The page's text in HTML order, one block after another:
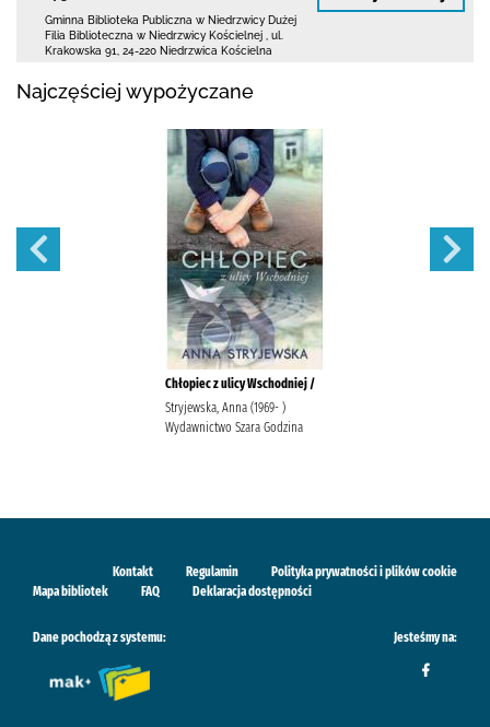
Gminna Biblioteka Publiczna w Niedrzwicy Dużej
Filia Biblioteczna w Niedrzwicy Kościelnej
ul.
Krakowska 91
24-220 Niedrzwica Kościelna
Najczęściej wypożyczane
Chłopiec z ulicy Wschodniej /
Stryjewska, Anna (1969- )
Wydawnictwo Szara Godzina
Kontakt Regulamin
Polityka prywatności i plików cookie
Mapa bibliotek
FAQ Deklaracja dostępności
Dane pochodzą z systemu: Jesteśmy na: